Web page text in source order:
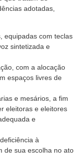
adotadas,
equipadas com teclas
sintetizada e
com a alocação
espaços livres de
e mesários, a fim
eleitoras e eleitores
e
à
de sua escolha no ato